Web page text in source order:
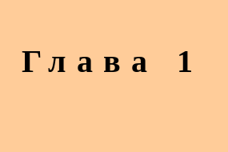
Глава 1